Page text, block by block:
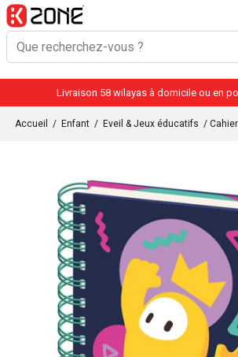
Livraison 58 wilayas à domicile ou en
Accueil / Enfant / Eveil & Jeux éducatifs /